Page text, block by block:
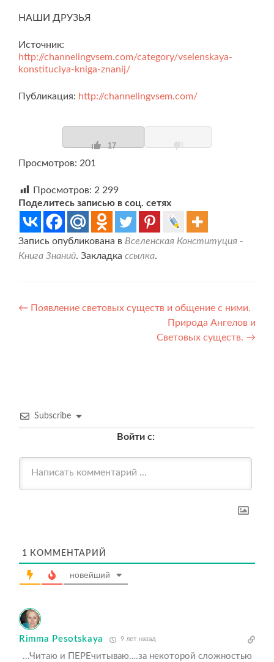
НАШИ ДРУЗЬЯ
Источник:
http://channelingvsem.com/category/vselenskaya-
konstituciya-kniga-znanij/
Публикация: http://channelingvsem.com/
17
Просмотров: 201
Просмотров: 2 299
Поделитесь записью в соц. сетях
Запись опубликована в Вселенская Конституция -
Книга Знаний. Закладка ссылка.
Навигация
← Появление световых существ и общение с ними.
Природа Ангелов и
Световых существ. →
Subscribe
Войти с:
1 КОММЕНТАРИЙ
новейший
Rimma Pesotskaya 9 лет назад
…Читаю и ПЕРЕчитываю….за некоторой сложностью